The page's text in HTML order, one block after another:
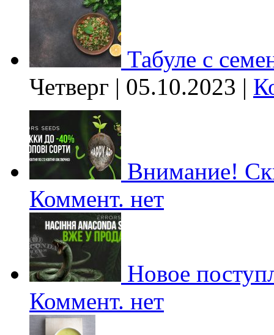
Табуле с
Четверг | 05.10.2023 |
Внимание!
Коммент. нет
Новое
Коммент. нет